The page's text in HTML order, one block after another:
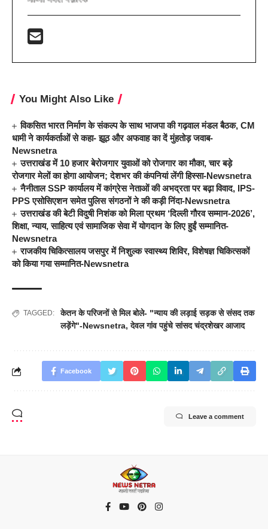
You Might Also Like
विकसित भारत निर्माण के संकल्प के साथ भाजपा की गढ़वाल मंडल बैठक, CM
धामी ने कार्यकर्ताओं से कहा- झूठ और अफवाह का दें मुंहतोड़ जवाब-
Newsnetra
उत्तराखंड में 10 हजार बेरोजगार युवाओं को रोजगार का मौका, चार बड़े
रोजगार मेलों का होगा आयोजन; देशभर की कंपनियां लेंगी हिस्सा-Newsnetra
नैनीताल SSP कार्यालय में कांग्रेस नेताओं की अभद्रता पर बढ़ा विवाद, IPS-
PPS एसोसिएशन समेत पुलिस संगठनों ने की कड़ी निंदा-Newsnetra
उत्तराखंड की बेटी विदुषी निशंक को मिला प्रथम ‘दिल्ली गौरव सम्मान-2026’,
शिक्षा, न्याय, साहित्य एवं सामाजिक सेवा में योगदान के लिए हुईं सम्मानित-
Newsnetra
राजकीय चिकित्सालय जसपुर में निशुल्क स्वास्थ्य शिविर, विशेषज्ञ चिकित्सकों
को किया गया सम्मानित-Newsnetra
TAGGED:
केतन के परिजनों से मिल बोले- "न्याय की लड़ाई सड़क से संसद तक
लड़ेंगे"-Newsnetra,देवल गांव पहुंचे सांसद चंद्रशेखर आजाद
Facebook
Leave a comment